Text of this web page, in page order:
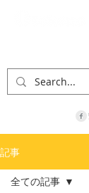
記事
全ての記事